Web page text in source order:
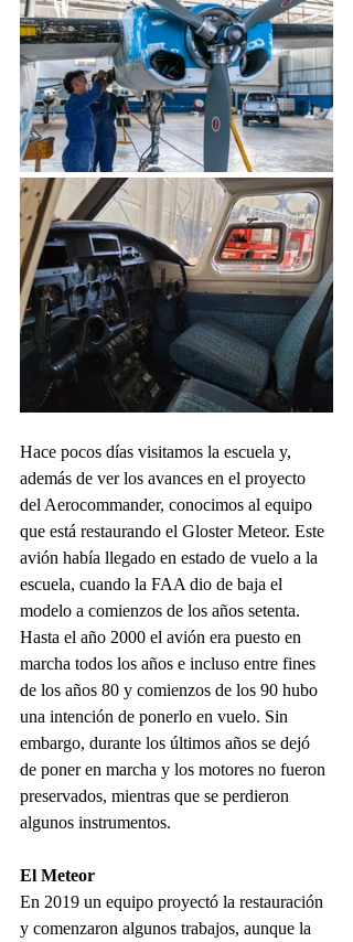
Hace pocos días visitamos la escuela y,
además de ver los avances en el proyecto
del Aerocommander, conocimos al equipo
que está restaurando el Gloster Meteor. Este
avión había llegado en estado de vuelo a la
escuela, cuando la FAA dio de baja el
modelo a comienzos de los años setenta.
Hasta el año 2000 el avión era puesto en
marcha todos los años e incluso entre fines
de los años 80 y comienzos de los 90 hubo
una intención de ponerlo en vuelo. Sin
embargo, durante los últimos años se dejó
de poner en marcha y los motores no fueron
preservados, mientras que se perdieron
algunos instrumentos.
El Meteor
En 2019 un equipo proyectó la restauración
y comenzaron algunos trabajos, aunque la